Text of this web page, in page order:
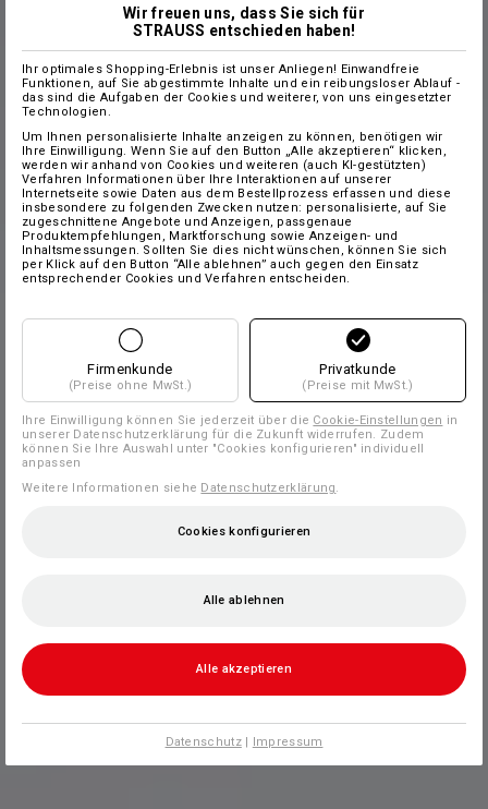
Wir freuen uns, dass Sie sich für
STRAUSS entschieden haben!
Ihr optimales Shopping-Erlebnis ist unser Anliegen! Einwandfreie
Funktionen, auf Sie abgestimmte Inhalte und ein reibungsloser Ablauf -
das sind die Aufgaben der Cookies und weiterer, von uns eingesetzter
Technologien.
Um Ihnen personalisierte Inhalte anzeigen zu können, benötigen wir
Ihre Einwilligung. Wenn Sie auf den Button „Alle akzeptieren“ klicken,
werden wir anhand von Cookies und weiteren (auch KI-gestützten)
Verfahren Informationen über Ihre Interaktionen auf unserer
Internetseite sowie Daten aus dem Bestellprozess erfassen und diese
insbesondere zu folgenden Zwecken nutzen: personalisierte, auf Sie
zugeschnittene Angebote und Anzeigen, passgenaue
Produktempfehlungen, Marktforschung sowie Anzeigen- und
Inhaltsmessungen. Sollten Sie dies nicht wünschen, können Sie sich
per Klick auf den Button “Alle ablehnen” auch gegen den Einsatz
entsprechender Cookies und Verfahren entscheiden.
Firmenkunde
(Preise ohne MwSt.)
Privatkunde
(Preise mit MwSt.)
Ihre Einwilligung können Sie jederzeit über die Cookie-Einstellungen in
unserer Datenschutzerklärung für die Zukunft widerrufen. Zudem
können Sie Ihre Auswahl unter "Cookies konfigurieren" individuell
anpassen
Weitere Informationen siehe Datenschutzerklärung
Cookies konfigurieren
Alle ablehnen
Alle akzeptieren
Datenschutz| Impressum